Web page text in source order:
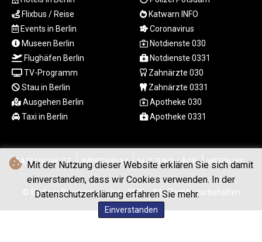
Mit der Nutzung dieser Website erklären Sie sich damit
einverstanden, dass wir Cookies verwenden. In der
Datenschutzerklärung erfahren Sie mehr.
Einverstanden
NAD 18.793287
NGN
NIO 42.399764
NOK 10.999988
NPR 175.441856
NZD 1.96294
OMR 0.443115
PAB 1.152181
PHP 70.070805
PKR 319.87712
PLN 4.300443
PYG
6853.617163
QAR 4.211823
Flixbus / Reise
Events in Berlin
Museen Berlin
Flughäfen Berlin
TV-Programm
Stau in Berlin
Ausgehen Berlin
Taxi in Berlin
Katwarn INFO
Coronavirus
Notdienste 030
Notdienste 0331
Zahnärzte 030
Zahnärzte 0331
Apotheke 030
Apotheke 0331
DATENSCHUTZ IMPRESSUM NUTZUNG / AGB WERBUNG
© Berliner Boersenzeitung - 2026 - Alle Rechte vorbehalten